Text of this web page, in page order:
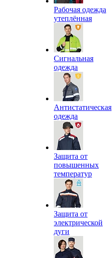
Рабочая одежда
утеплённая
Сигнальная
одежда
Антистатическая
одежда
Защита от
повышенных
температур
Защита от
электрической
дуги